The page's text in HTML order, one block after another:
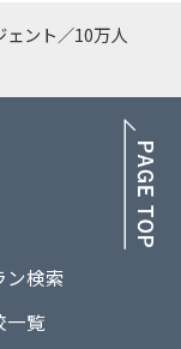
ェント／10万人
ン検索
一覧